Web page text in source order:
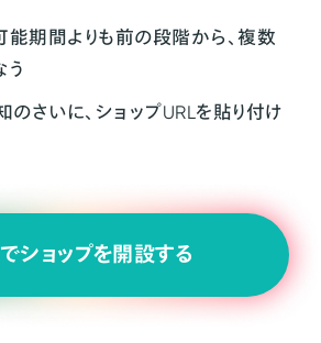
能期間よりも前の段階から、複数
う
さいに、ショップURLを貼り付け
ショップを開設する